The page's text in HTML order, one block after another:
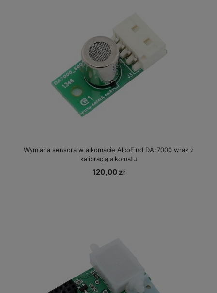
Wymiana sensora w alkomacie AlcoFind DA-7000 wraz z
kalibracją alkomatu
120,00 zł